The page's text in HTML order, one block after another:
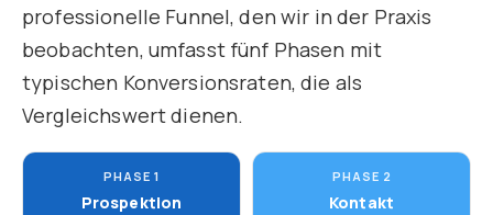
professionelle Funnel, den wir in der Praxis
beobachten, umfasst fünf Phasen mit
typischen Konversionsraten, die als
Vergleichswert dienen.
PHASE 1
Prospektion
PHASE 2
Kontakt